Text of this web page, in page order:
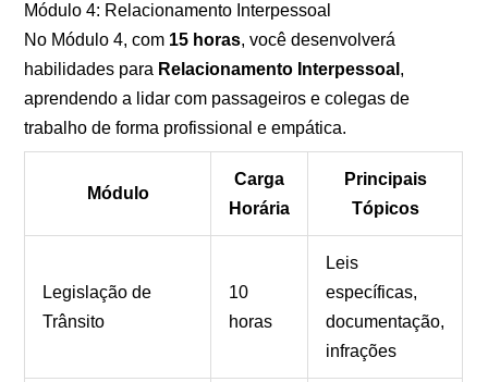
Módulo 4: Relacionamento Interpessoal
No Módulo 4, com 15 horas, você desenvolverá
habilidades para Relacionamento Interpessoal ,
aprendendo a lidar com passageiros e colegas de
trabalho de forma profissional e empática.
Módulo
Carga
Horária
Principais
Tópicos
Legislação de
Trânsito
10
horas
Leis
específicas,
documentação,
infrações